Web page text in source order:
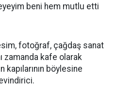
beni hem mutlu etti
fotoğraf, çağdaş sanat
zamanda kafe olarak
kapılarının böylesine